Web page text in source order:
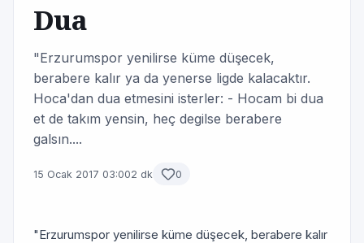
Dua
"Erzurumspor yenilirse küme düşecek,
berabere kalır ya da yenerse ligde kalacaktır.
Hoca'dan dua etmesini isterler: - Hocam bi dua
et de takım yensin, heç degilse berabere
galsın....
15 Ocak 2017 03:002 dk 0
"Erzurumspor yenilirse küme düşecek, berabere kalır